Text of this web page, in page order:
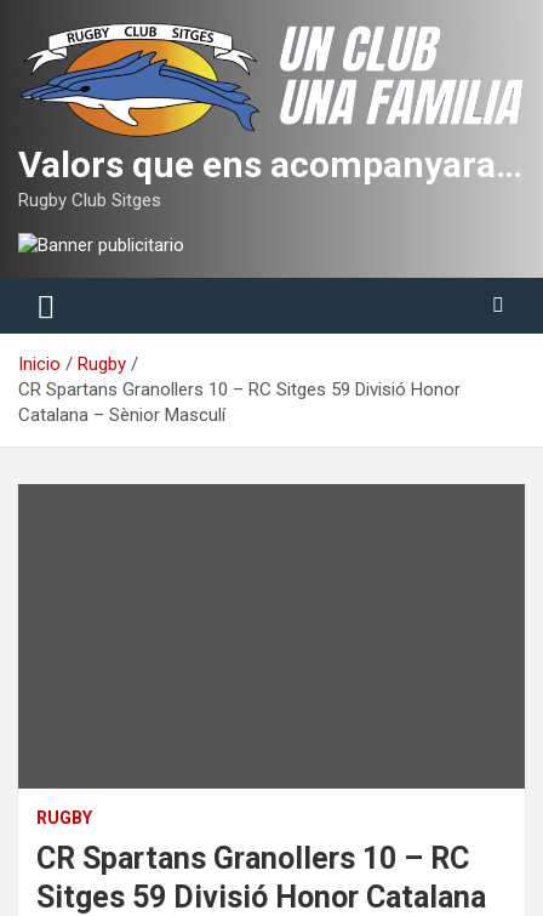
contenido
Valors que ens acompanyaran tota la vida
Rugby Club Sitges
Inicio
Rugby
CR Spartans Granollers 10 – RC Sitges 59 Divisió Honor
Catalana – Sènior Masculí
RUGBY
CR Spartans Granollers 10 – RC
Sitges 59 Divisió Honor Catalana